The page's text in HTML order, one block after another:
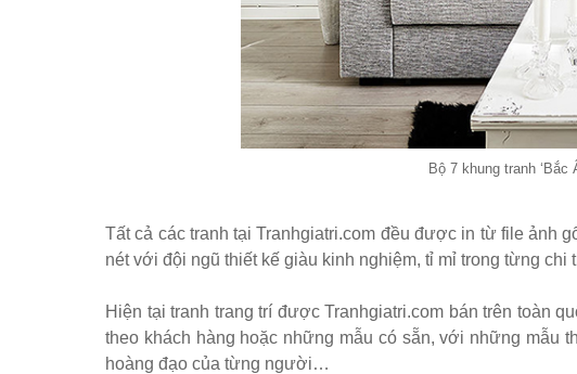
Bộ 7 khung tranh ‘Bắc
Tất cả các tranh tại Tranhgiatri.com đều được in từ file ảnh
nét với đội ngũ thiết kế giàu kinh nghiệm, tỉ mỉ trong từng chi
Hiện tại tranh trang trí được Tranhgiatri.com bán trên toàn
theo khách hàng hoặc những mẫu có sẵn, với những mẫu
hoàng đạo của từng người…